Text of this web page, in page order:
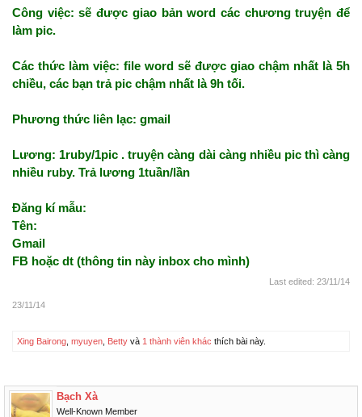
Công việc:
được giao bản word các chương truyện để
làm pic.
Các thức làm việc: file word
được giao chậm nhất là 5h
chiều, các bạn trả pic chậm nhất là 9h tối.
Phương thức liên lạc: gmail
Lương: 1ruby/1pic . truyện càng dài càng nhiều pic
càng
nhiều ruby. Trả lương 1tuần/lần
Đăng kí mẫu:
Tên:
Gmail
FB hoặc dt (thông tin này inbox cho mình)
Last edited: 23/11/14
23/11/14
Xing Bairong myuyen Betty và 1 thành viên khác thích bài này.
Bạch Xà
Well-Known Member